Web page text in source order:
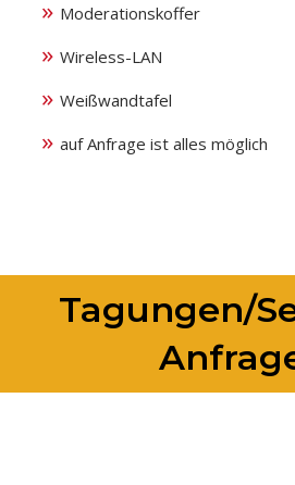
Moderationskoffer
Wireless-LAN
Weißwandtafel
auf Anfrage ist alles möglich
Tagungen/